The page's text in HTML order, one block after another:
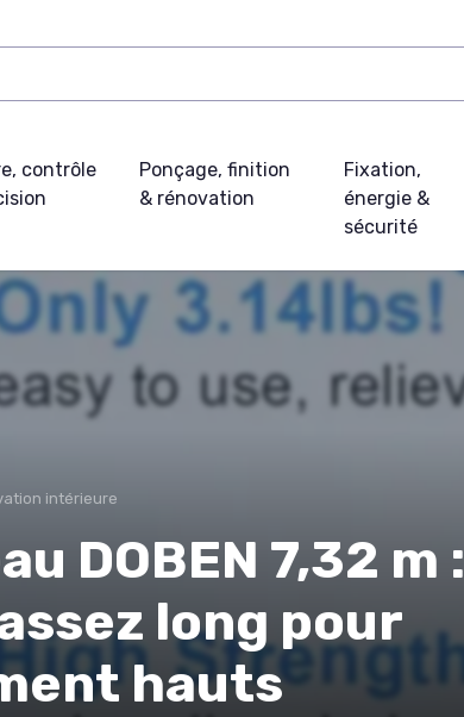
contrôle
Ponçage, finition
& rénovation
Fixation,
énergie &
sécurité
intérieure
DOBEN 7,32 m :
long pour
hauts